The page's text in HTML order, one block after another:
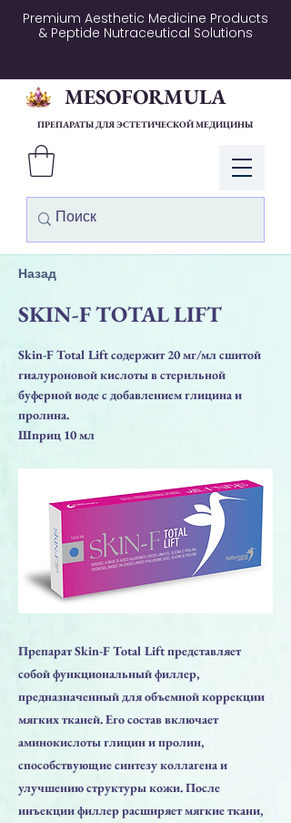
Premium Aesthetic Medicine Products
& Peptide Nutraceutical Solutions
Войти
MESOFORMULA
ПРЕПАРАТЫ ДЛЯ ЭСТЕТИЧЕСКОЙ МЕДИЦИНЫ
Назад
SKIN-F TOTAL LIFT
Skin-F Total Lift содержит 20 мг/мл сшитой
гиалуроновой кислоты в стерильной
буферной воде с добавлением глицина и
пролина.
Шприц 10 мл
Препарат Skin-F Total Lift представляет
собой функциональный филлер,
предназначенный для объемной коррекции
мягких тканей. Его состав включает
аминокислоты глицин и пролин,
способствующие синтезу коллагена и
улучшению структуры кожи. После
инъекции филлер расширяет мягкие ткани,